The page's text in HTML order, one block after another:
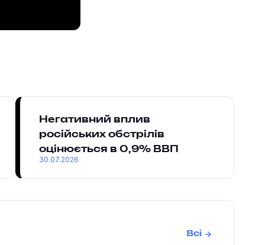
Негативний вплив
російських обстрілів
оцінюється в 0,9% ВВП
30.07.2026
Всі